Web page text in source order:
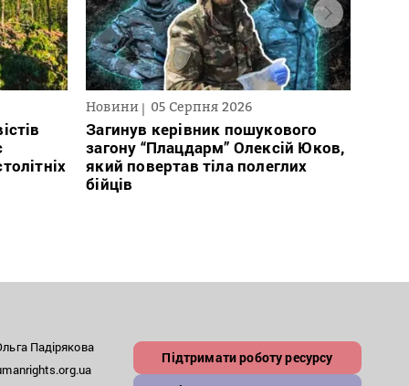
Новини 05 Серпня 2026
Загинув керівник пошукового
загону “Плацдарм” Олексій Юков,
який повертав тіла полеглих
бійців
Падірякова
Підтримати роботу ресурсу